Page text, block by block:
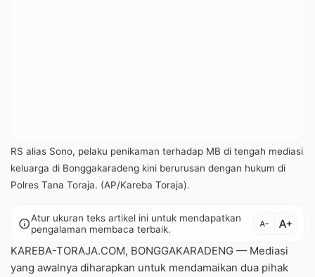
RS alias Sono, pelaku penikaman terhadap MB di tengah mediasi
keluarga di Bonggakaradeng kini berurusan dengan hukum di
Polres Tana Toraja. (AP/Kareba Toraja).
infoAtur ukuran teks artikel ini untuk mendapatkan
pengalaman membaca terbaik.
text_decrease text_increase
KAREBA-TORAJA.COM, BONGGAKARADENG — Mediasi
yang awalnya diharapkan untuk mendamaikan dua pihak